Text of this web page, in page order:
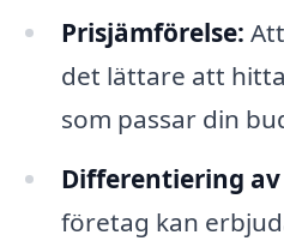
Prisjämförelse:
det lättare att
som passar din
Differentiering
företag kan